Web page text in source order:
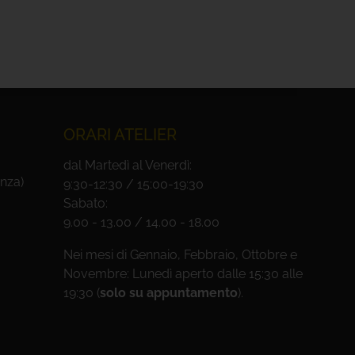
ORARI ATELIER
dal Martedì al Venerdì:
9:30-12:30 / 15:00-19:30
Sabato:
9.00 - 13.00 / 14.00 - 18.00
Nei mesi di Gennaio, Febbraio, Ottobre e
Novembre: Lunedì aperto dalle 15:30 alle
19:30 (solo su appuntamento).